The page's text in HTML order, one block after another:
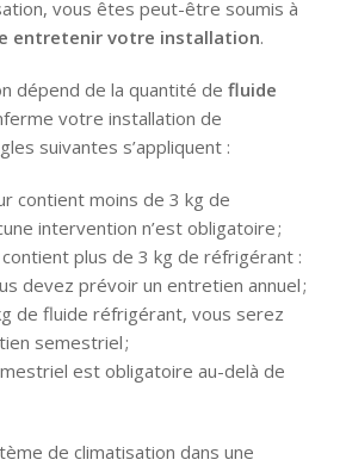
vous êtes peut-être soumis à
entretenir votre installation.
dépend de la quantité defluide
votre installation de
suivantes s’appliquent :
contient moins de 3 kg de
intervention n’est obligatoire ;
plus de 3 kg de réfrigérant :
devez prévoir un entretien annuel ;
de fluide réfrigérant, vous serez
semestriel ;
est obligatoire au-delà de
de climatisation dans une